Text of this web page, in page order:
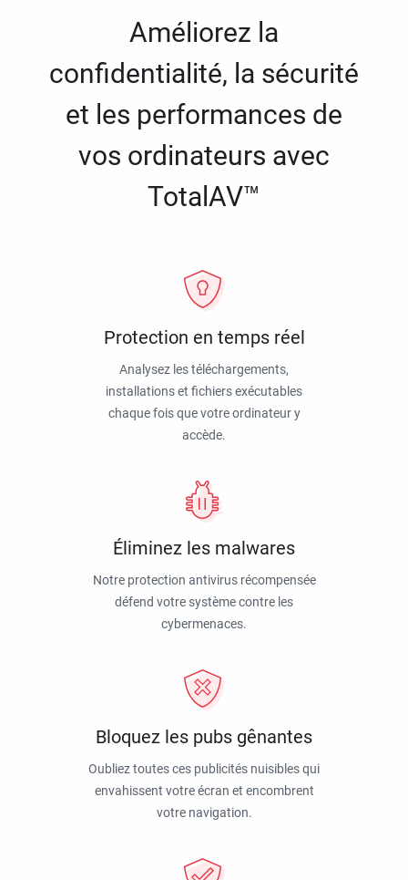
Améliorez la
confidentialité, la sécurité
et les performances de
vos ordinateurs avec
TotalAV™
Protection en temps réel
Analysez les téléchargements,
installations et fichiers exécutables
chaque fois que votre ordinateur y
accède.
Éliminez les malwares
Notre protection antivirus récompensée
défend votre système contre les
cybermenaces.
Bloquez les pubs gênantes
Oubliez toutes ces publicités nuisibles qui
envahissent votre écran et encombrent
votre navigation.